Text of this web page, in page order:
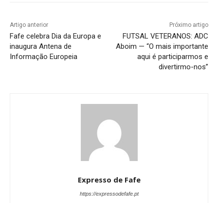
Artigo anterior
Fafe celebra Dia da Europa e
inaugura Antena de
Informação Europeia
Próximo artigo
FUTSAL VETERANOS: ADC
Aboim — “O mais importante
aqui é participarmos e
divertirmo-nos”
Expresso de Fafe
https://expressodefafe.pt